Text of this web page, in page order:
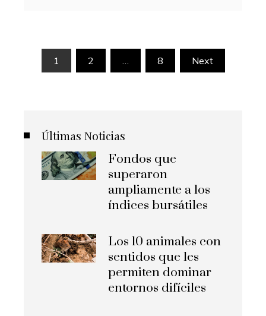
Paginación
1 2 … 8 Next
Últimas Noticias
Fondos que
superaron
ampliamente a los
índices bursátiles
Los 10 animales con
sentidos que les
permiten dominar
entornos difíciles